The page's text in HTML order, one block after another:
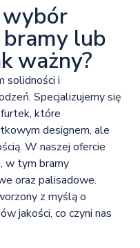
wybór
lub
ważny?
solidności i
Specjalizujemy się
które
designem, ale
W naszej ofercie
w tym bramy
oraz palisadowe.
z myślą o
jakości, co czyni nas